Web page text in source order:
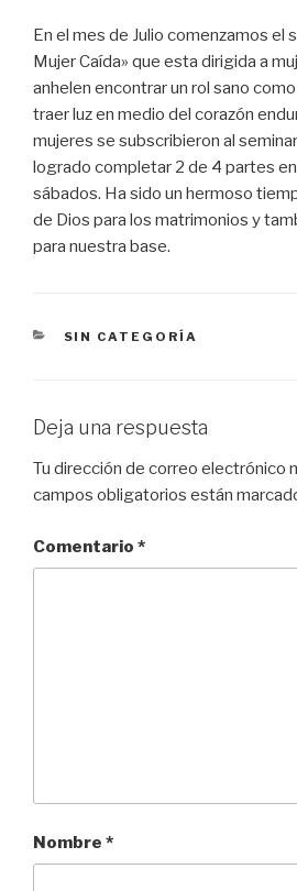
En el mes de Julio comenzamos el
Mujer Caída» que esta dirigida a
anhelen encontrar un rol sano
traer luz en medio del corazón
mujeres se subscribieron al
logrado completar 2 de 4 partes
sábados. Ha sido un hermoso
de Dios para los matrimonios y
para nuestra base.
SIN CATEGORÍA
Deja una respuesta
Tu dirección de correo electrónico
campos obligatorios están
Comentario *
Nombre *